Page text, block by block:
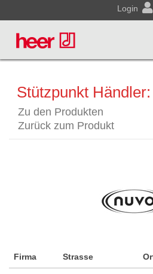
Login
Stützpunkt
Zu den Produkten
Zurück zum Produkt
Firma Strasse